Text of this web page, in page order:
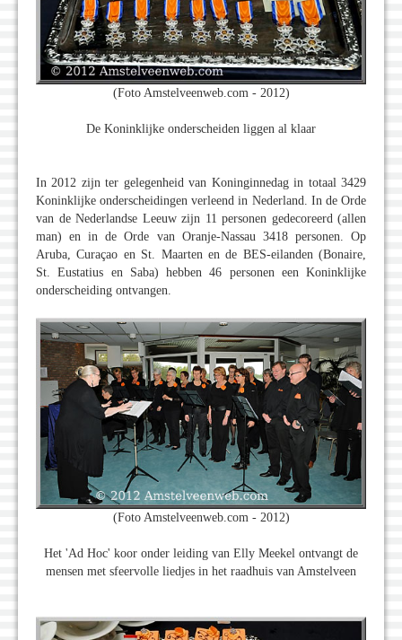
(Foto Amstelveenweb.com - 2012)
De Koninklijke onderscheiden liggen al klaar
In 2012 zijn ter gelegenheid van Koninginnedag in totaal 3429
Koninklijke onderscheidingen verleend in Nederland. In de Orde
van de Nederlandse Leeuw zijn 11 personen gedecoreerd (allen
man) en in de Orde van Oranje-Nassau 3418 personen. Op
Aruba, Curaçao en St. Maarten en de BES-eilanden (Bonaire,
St. Eustatius en Saba) hebben 46 personen een Koninklijke
onderscheiding ontvangen.
(Foto Amstelveenweb.com - 2012)
Het 'Ad Hoc' koor onder leiding van Elly Meekel ontvangt de
mensen met sfeervolle liedjes in het raadhuis van Amstelveen